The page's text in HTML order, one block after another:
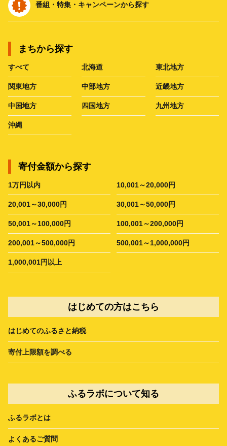
番組・特集・キャンペーンから探す
まちから探す
すべて 北海道 東北地方
関東地方 中部地方 近畿地方
中国地方 四国地方 九州地方
沖縄
寄付金額から探す
1万円以内 10,001～20,000円
20,001～30,000円 30,001～50,000円
50,001～100,000円 100,001～200,000円
200,001～500,000円 500,001～1,000,000円
1,000,001円以上
はじめての方はこちら
はじめてのふるさと納税
寄付上限額を調べる
ふるラボについて知る
ふるラボとは
よくあるご質問